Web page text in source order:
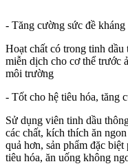
- Tăng cường sức đề kháng
Hoạt chất có trong tinh
miễn dịch cho cơ thể trước
môi trường
- Tốt cho hệ tiêu hóa, tăng
Sử dụng viên tinh dầu
các chất, kích thích ăn
quả hơn, sản phẩm đặc
tiêu hóa, ăn uống không